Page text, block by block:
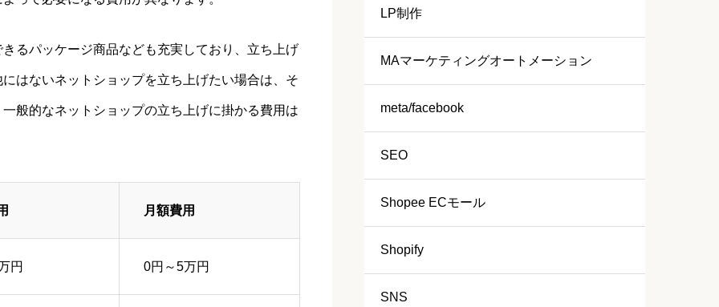
るパッケージ商品なども充実しており、立ち上げ
はないネットショップを立ち上げたい場合は、そ
般的なネットショップの立ち上げに掛かる費用は
月額費用
円 0円～5万円
LP制作
MAマーケティングオートメーション
meta/facebook
SEO
Shopee ECモール
Shopify
SNS